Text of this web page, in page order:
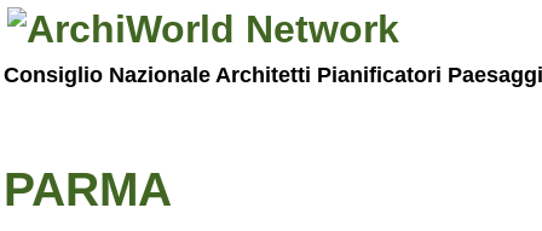
Consiglio Nazionale Architetti Pianificatori
PARMA